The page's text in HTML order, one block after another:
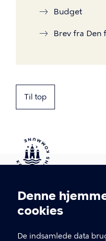
Denne
cookies
De indsamlede data
Budget
Brev fra Den
Til top
Kontakt Københavns
T
fFind andre kontakter